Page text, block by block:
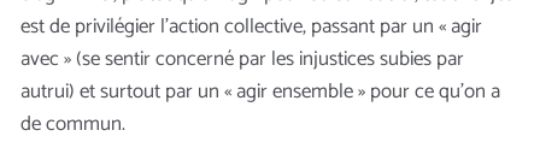
est de privilégier l’action collective, passant par un « agir
avec » (se sentir concerné par les injustices subies par
autrui) et surtout par un « agir ensemble » pour ce qu’on a
de commun.